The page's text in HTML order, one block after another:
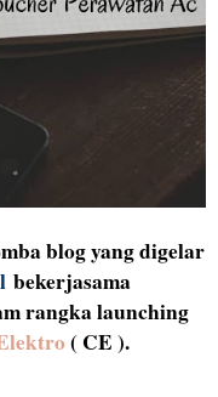
blog yang digelar
bekerjasama
rangka launching
( CE ).